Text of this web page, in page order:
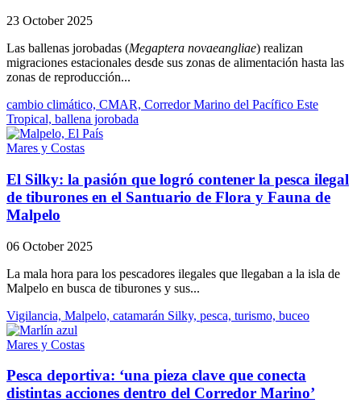
23 October 2025
Las ballenas jorobadas (Megaptera novaeangliae) realizan
migraciones estacionales desde sus zonas de alimentación hasta las
zonas de reproducción...
cambio climático, CMAR, Corredor Marino del Pacífico Este
Tropical, ballena jorobada
Mares y Costas
El Silky: la pasión que logró contener la pesca ilegal
de tiburones en el Santuario de Flora y Fauna de
Malpelo
06 October 2025
La mala hora para los pescadores ilegales que llegaban a la isla de
Malpelo en busca de tiburones y sus...
Vigilancia, Malpelo, catamarán Silky, pesca, turismo, buceo
Mares y Costas
Pesca deportiva: ‘una pieza clave que conecta
distintas acciones dentro del Corredor Marino’